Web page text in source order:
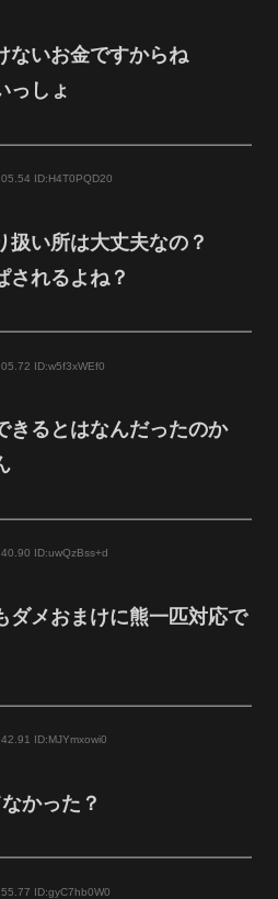
ないお金ですからね
っしょ
ID:H4T0PQD20
扱い所は大丈夫なの？
されるよね？
ID:w5f3xWEf0
きるとはなんだったのか
ID:uwQzBss+d
ダメおまけに熊一匹対応で
ID:MJYmxowi0
かった？
ID:gyC7hb0W0